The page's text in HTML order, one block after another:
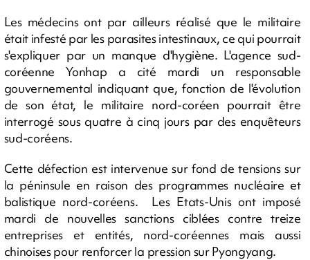
Les médecins ont par ailleurs réalisé que le militaire
était infesté par les parasites intestinaux, ce qui pourrait
s'expliquer par un manque d'hygiène. L'agence sud-
coréenne Yonhap a cité mardi un responsable
gouvernemental indiquant que, fonction de l'évolution
de son état, le militaire nord-coréen pourrait être
interrogé sous quatre à cinq jours par des enquêteurs
sud-coréens.
Cette défection est intervenue sur fond de tensions sur
la péninsule en raison des programmes nucléaire et
balistique nord-coréens. Les Etats-Unis ont imposé
mardi de nouvelles sanctions ciblées contre treize
entreprises et entités, nord-coréennes mais aussi
chinoises pour renforcer la pression sur Pyongyang.